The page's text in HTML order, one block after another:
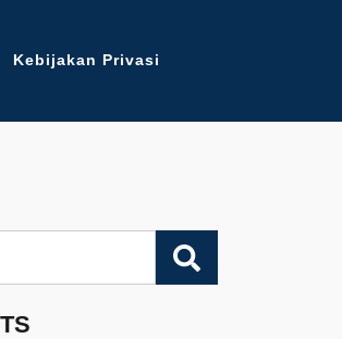
Kebijakan Privasi